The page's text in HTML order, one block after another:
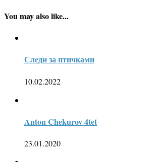
You may also like...
Следи за птичками
10.02.2022
Anton Chekurov 4tet
23.01.2020